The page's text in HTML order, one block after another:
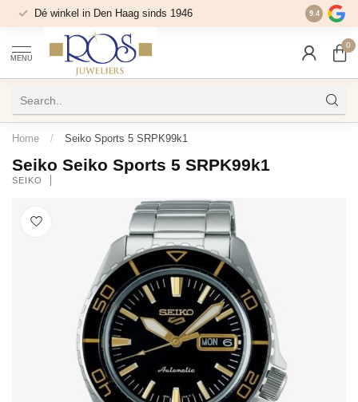
Dé winkel in Den Haag sinds 1946 9.4
MENU
0
Home / Seiko Sports 5 SRPK99k1
Seiko Seiko Sports 5 SRPK99k1
SEIKO